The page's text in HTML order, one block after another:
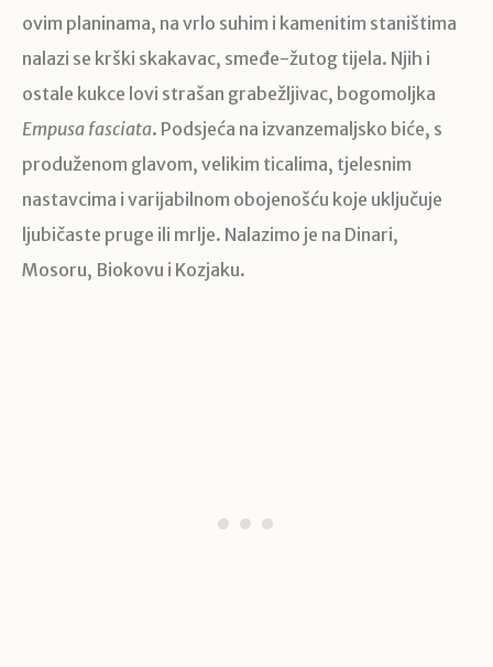
ovim planinama, na vrlo suhim i kamenitim staništima
nalazi se krški skakavac, smeđe-žutog tijela. Njih i
ostale kukce lovi strašan grabežljivac, bogomoljka
Empusa fasciata. Podsjeća na izvanzemaljsko biće, s
produženom glavom, velikim ticalima, tjelesnim
nastavcima i varijabilnom obojenošću koje uključuje
ljubičaste pruge ili mrlje. Nalazimo je na Dinari,
Mosoru, Biokovu i Kozjaku.